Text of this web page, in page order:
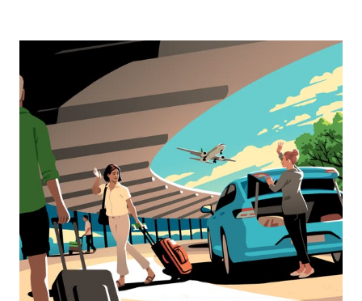
відкрити
і
вибрати
дату.
Щоб
закрити
календар,
натисніть
клавішу
ESC.